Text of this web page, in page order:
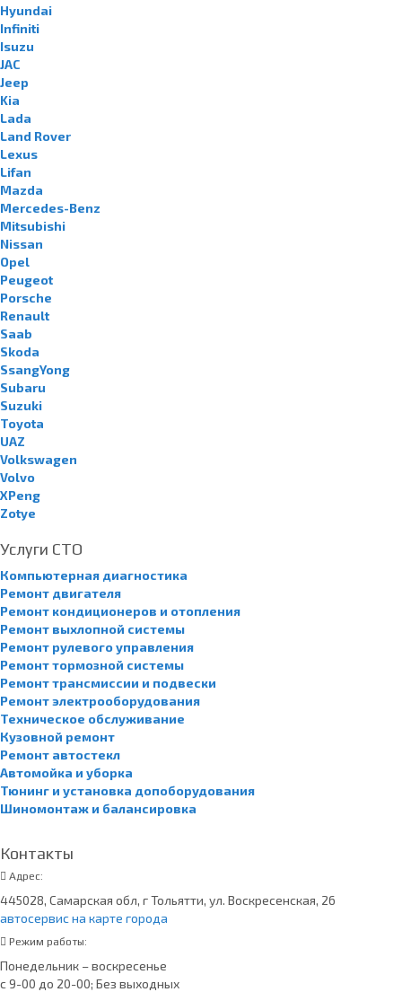
Hyundai
Infiniti
Isuzu
JAC
Jeep
Kia
Lada
Land Rover
Lexus
Lifan
Mazda
Mercedes-Benz
Mitsubishi
Nissan
Opel
Peugeot
Porsche
Renault
Saab
Skoda
SsangYong
Subaru
Suzuki
Toyota
UAZ
Volkswagen
Volvo
XPeng
Zotye
Услуги СТО
Компьютерная диагностика
Ремонт двигателя
Ремонт кондиционеров и отопления
Ремонт выхлопной системы
Ремонт рулевого управления
Ремонт тормозной системы
Ремонт трансмиссии и подвески
Ремонт электрооборудования
Техническое обслуживание
Кузовной ремонт
Ремонт автостекл
Автомойка и уборка
Тюнинг и установка допоборудования
Шиномонтаж и балансировка
Контакты
Адрес:
445028, Самарская обл, г Тольятти, ул. Воскресенская, 26
автосервис на карте города
Режим работы:
Понедельник – воскресенье
с 9-00 до 20-00; Без выходных